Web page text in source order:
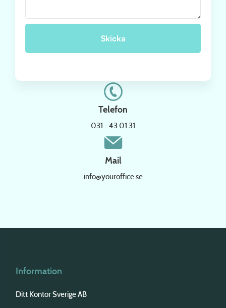
Telefon
031 - 43 01 31
Mail
info@youroffice.se
Information
Ditt Kontor Sverige AB